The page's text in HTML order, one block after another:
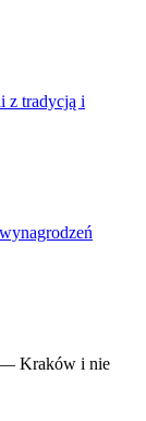
z tradycją i
— Kraków i nie